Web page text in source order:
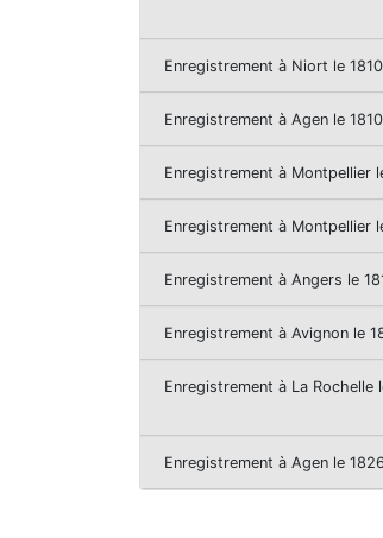
Enregistrement à Niort le
Enregistrement à Agen le
Enregistrement à Montpellier
Enregistrement à Montpellier
Enregistrement à Angers le
Enregistrement à Avignon le
Enregistrement à La Rochelle
Enregistrement à Agen le